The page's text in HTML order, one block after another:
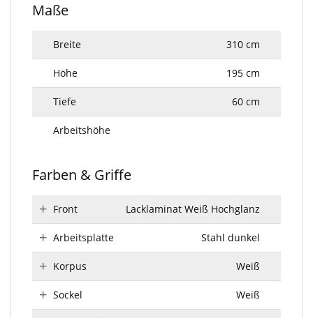
Maße
Breite 310 cm
Höhe 195 cm
Tiefe 60 cm
Arbeitshöhe
Farben & Griffe
Front Lacklaminat Weiß Hochglanz
Arbeitsplatte Stahl dunkel
Korpus Weiß
Sockel Weiß